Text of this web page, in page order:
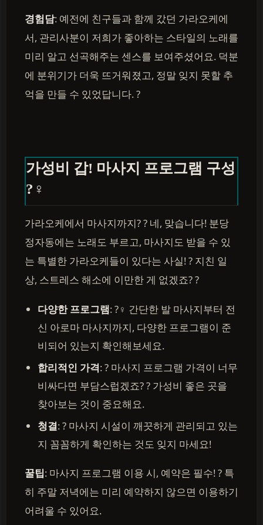
경험담: 예전에 친구들과 함께 갔던 가라오케에
서, 관리사분이 저희가 좋아하는 스타일의 노래를
미리 알고 선곡해주는 센스를 보여주셨어요. 덕분
에 분위기가 더욱 뜨거워졌고, 정말 잊지 못할 추
억을 만들 수 있었답니다. ?
가성비 갑! 마사지 프로그램 구성
?‍♀️
가라오케에서 마사지까지? ? 네, 맞습니다! 분당
정자동에는 노래도 부르고, 마사지도 받을 수 있
는 특별한 가라오케들이 있다는 사실! ? 지친 일
상, 스트레스 해소에 이만한 게 없겠죠? ?
다양한 프로그램: ?‍♀️ 간단한 발 마사지부터 전
신 아로마 마사지까지, 다양한 프로그램이 준
비되어 있는지 확인해보세요.
합리적인 가격: ? 마사지 프로그램 가격이 너무
비싸다면 부담스럽겠죠? ? 가성비 좋은 곳을
찾아보는 것이 중요해요.
청결: ? 마사지 시설이 깨끗하게 관리되고 있는
지 꼼꼼하게 확인하는 것도 잊지 마세요!
꿀팁: 마사지 프로그램 이용 시, 예약은 필수! ? 특
히 주말 저녁에는 미리 예약하지 않으면 이용하기
어려울 수 있어요.